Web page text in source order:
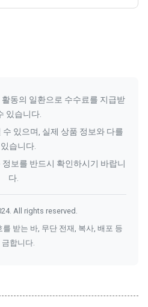
동의 일환으로 수수료를 지급받
있습니다.
있으며, 실제 상품 정보와 다를
습니다.
보를 반드시 확인하시기 바랍니
다.
All rights reserved.
받는 바, 무단 전재, 복사, 배포 등
금합니다.